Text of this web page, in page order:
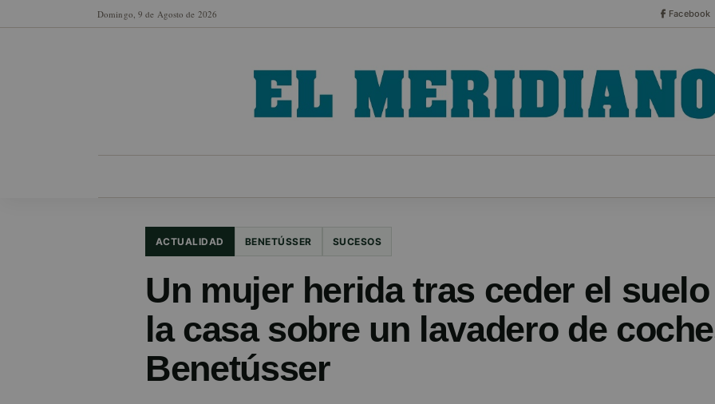
Domingo, 9 de Agosto de 2026 Facebook
ACTUALIDAD BENETÚSSER SUCESOS
Un mujer herida tras ceder el
la casa sobre un lavadero de
Benetússer